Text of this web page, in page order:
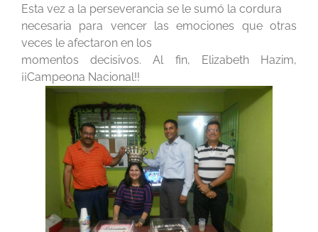
Esta vez a la perseverancia se le sumó la cordura
necesaria para vencer las emociones que otras
veces le afectaron en los
momentos decisivos. Al fin, Elizabeth Hazim,
¡¡Campeona Nacional!!